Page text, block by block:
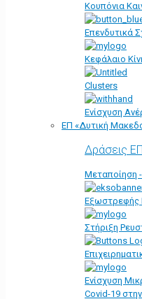
Κουπόνια
Επενδυτικά
Κεφάλαιο
Clusters
Ενίσχυση
ΕΠ «Δυτική
Δράσεις
Μεταποίηση
Εξωστρεφής
Στήριξη
Ενίσχυση
Covid-19